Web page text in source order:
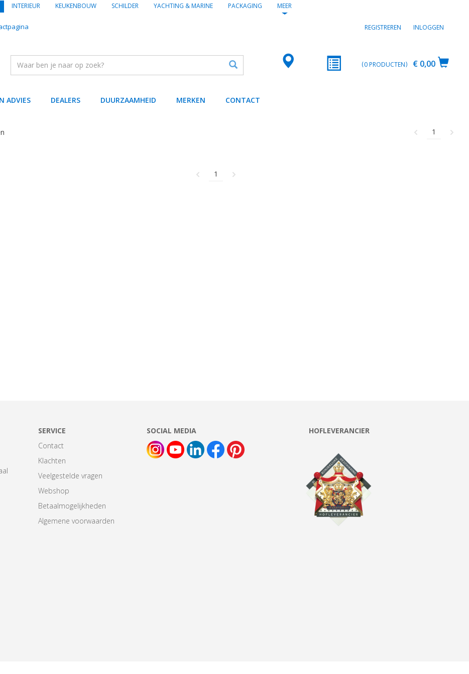
INTERIEUR KEUKENBOUW SCHILDER YACHTING & MARINE PACKAGING MEER
REGISTREREN INLOGGEN
€ 0,00
0PRODUCTEN
ADVIES DEALERS DUURZAAMHEID MERKEN CONTACT
1
1
SERVICE
Contact
Klachten
Veelgestelde vragen
Webshop
Betaalmogelijkheden
Algemene voorwaarden
SOCIAL MEDIA HOFLEVERANCIER